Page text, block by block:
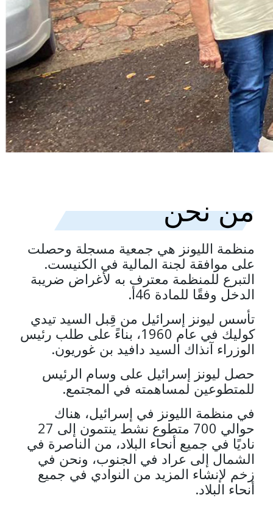
من نحن
منظمة الليونز هي جمعية مسجلة وحصلت
على موافقة لجنة المالية في الكنيست.
التبرع للمنظمة معترف به لأغراض ضريبة
الدخل وفقًا للمادة 46أ.
تأسس ليونز إسرائيل من قِبل السيد تيدي
كوليك في عام 1960، بناءً على طلب رئيس
الوزراء آنذاك السيد دافيد بن غوريون.
حصل ليونز إسرائيل على وسام الرئيس
للمتطوعين لمساهمته في المجتمع.
في منظمة الليونز في إسرائيل، هناك
حوالي 700 متطوع نشط ينتمون إلى 27
ناديًا في جميع أنحاء البلاد، من الناصرة في
الشمال إلى عراد في الجنوب، ونحن في
زخم لإنشاء المزيد من النوادي في جميع
أنحاء البلاد.